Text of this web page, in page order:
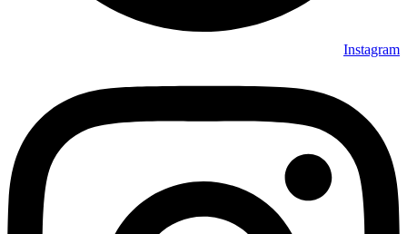
Instagram